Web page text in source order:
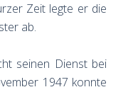
Zeit legte er die
ab.
seinen Dienst bei
1947 konnte